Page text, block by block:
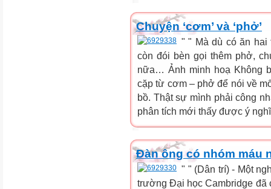
Chuyện ‘cơm’ và ‘phở’
" " Mà dù có ăn
còn đói bèn gọi thêm phở,
nữa… Ảnh minh hoạ Không
cặp từ cơm – phở để nói về
bồ. Thật sự mình phải công
phân tích mới thấy được ý
Đàn ông có nhóm máu
" " (Dân trí) - Một
trường Đại học Cambridge đã